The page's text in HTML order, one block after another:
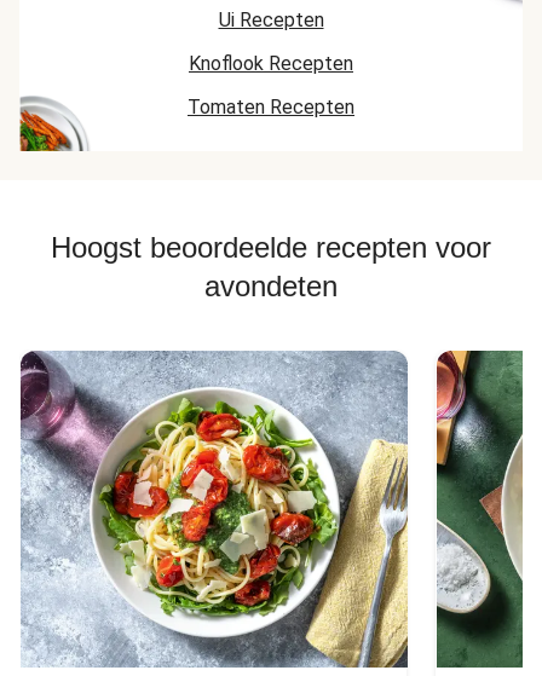
Ui Recepten
Knoflook Recepten
Tomaten Recepten
Hoogst beoordeelde recepten voor
avondeten